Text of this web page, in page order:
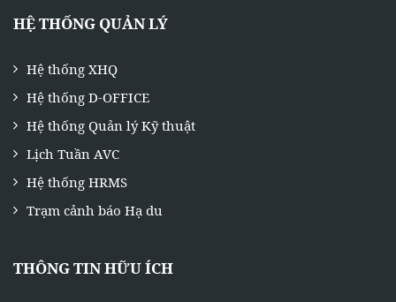
HỆ THỐNG QUẢN LÝ
Hệ thống XHQ
Hệ thống D-OFFICE
Hệ thống Quản lý Kỹ thuật
Lịch Tuần AVC
Hệ thống HRMS
Trạm cảnh báo Hạ du
THÔNG TIN HỮU ÍCH